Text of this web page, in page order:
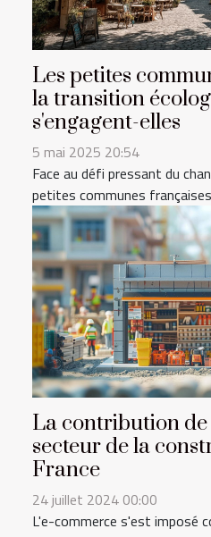
Les petites
la transition
s'engagent-elles
5 mai 2025 20:54
Face au défi pressant du
petites communes
La contribution
secteur de la
France
24 juillet 2024 00:00
L'e-commerce s'est imposé